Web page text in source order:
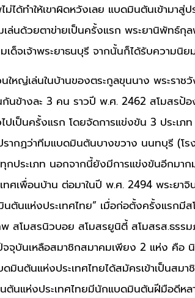
ม่ได้ทำให้เขาผิดหวังเลย แบดมินตันเข้ามา
ล่นด้วยตาข่ายเป็นครั้งแรก พระยานิพัทธ์กุ
ด็จเจ้าพระยาธนบุรี จากนั้นก็ได้รับความนิย
หญ่เล่นในบ้านของตระกูลขุนนาง พระราช
นข้างละ 3 คน ราวปี พ.ศ. 2462 สโมสรป้อ
เป็นครั้งแรก โดยจัดการแข่งขัน 3 ประเภท
รากฏว่าทีมแบดมินตันบางขวาง นนทบุรี (โ
ทุกประเภท นอกจากนี้ยังมีการแข่งขันอีกมา
ทศเพื่อนบ้าน ต่อมาในปี พ.ศ. 2494 พระยา
นตันแห่งประเทศไทย” เมื่อก่อตั้งครั้งแรก
สโมสรนิวบอย สโมสรยูนิตี้ สโมสรส.ธรร
บันเหลือสมาชิกสมาคมเพียง 2 แห่ง คือ
มินตันแห่งประเทศไทยได้สมัครเข้าเป็นสม
นแห่งประเทศไทยมีนักแบดมินตันฝีมือดีหล